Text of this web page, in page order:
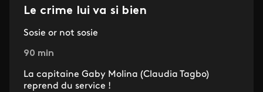
Le crime lui va si bien
Sosie or not sosie
90 min
La capitaine Gaby Molina (Claudia Tagbo)
reprend du service !